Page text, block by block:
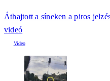
Áthajtott a síneken a piros
videó